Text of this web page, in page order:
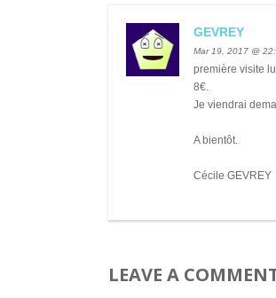
GEVREY
Mar 19, 2017 @
première visite
8€.
Je viendrai
A bientôt.
Cécile GEVREY
LEAVE A